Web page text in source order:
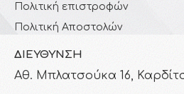
Πολιτική επιστροφών
Πολιτική Αποστολών
ΔΙΕΎΘΥΝΣΗ
Αθ. Μπλατσούκα 16,